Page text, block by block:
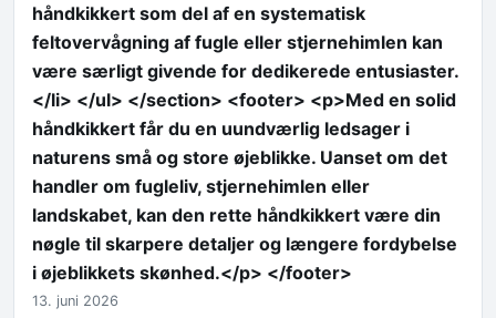
håndkikkert som del af en systematisk
feltovervågning af fugle eller stjernehimlen kan
være særligt givende for dedikerede entusiaster.
</li> </ul> </section> <footer> <p>Med en solid
håndkikkert får du en uundværlig ledsager i
naturens små og store øjeblikke. Uanset om det
handler om fugleliv, stjernehimlen eller
landskabet, kan den rette håndkikkert være din
nøgle til skarpere detaljer og længere fordybelse
i øjeblikkets skønhed.</p> </footer>
13. juni 2026